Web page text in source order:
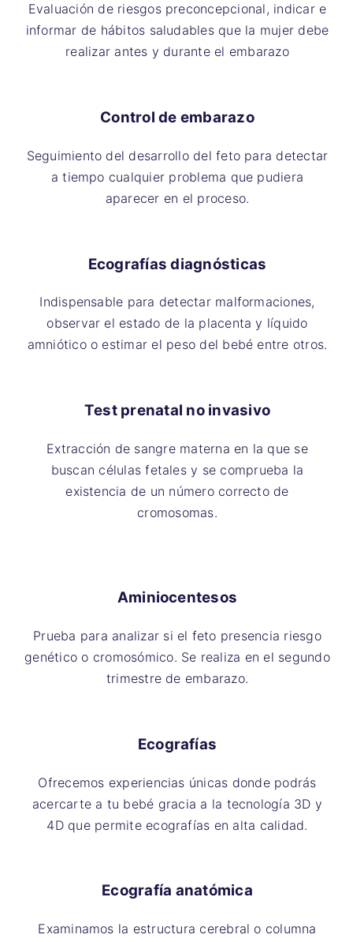
Evaluación de riesgos preconcepcional, indicar e
informar de hábitos saludables que la mujer debe
realizar antes y durante el embarazo
Control de embarazo
Seguimiento del desarrollo del feto para detectar
a tiempo cualquier problema que pudiera
aparecer en el proceso.
Ecografías diagnósticas
Indispensable para detectar malformaciones,
observar el estado de la placenta y líquido
amniótico o estimar el peso del bebé entre otros.
Test prenatal no invasivo
Extracción de sangre materna en la que se
buscan células fetales y se comprueba la
existencia de un número correcto de
cromosomas.
Aminiocentesos
Prueba para analizar si el feto presencia riesgo
genético o cromosómico. Se realiza en el segundo
trimestre de embarazo.
Ecografías
Ofrecemos experiencias únicas donde podrás
acercarte a tu bebé gracia a la tecnología 3D y
4D que permite ecografías en alta calidad.
Ecografía anatómica
Examinamos la estructura cerebral o columna